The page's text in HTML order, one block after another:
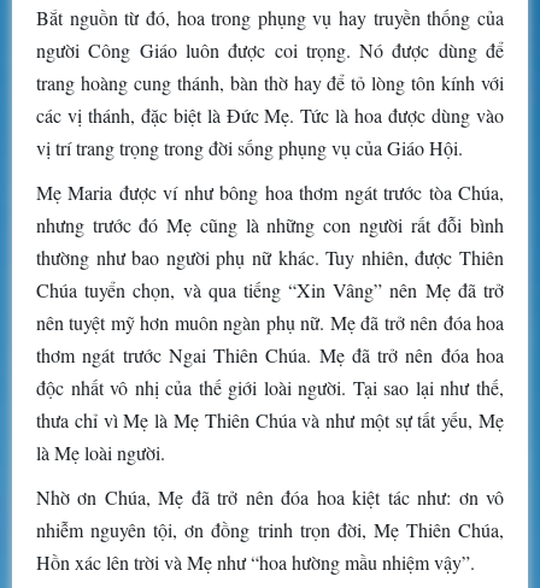
Bắt nguồn từ đó, hoa trong phụng vụ hay truyền thống của
người Công Giáo luôn được coi trọng. Nó được dùng để
trang hoàng cung thánh, bàn thờ hay để tỏ lòng tôn kính với
các vị thánh, đặc biệt là Đức Mẹ. Tức là hoa được dùng vào
vị trí trang trọng trong đời sống phụng vụ của Giáo Hội.
Mẹ Maria được ví như bông hoa thơm ngát trước tòa Chúa,
nhưng trước đó Mẹ cũng là những con người rất đỗi bình
thường như bao người phụ nữ khác. Tuy nhiên, được Thiên
Chúa tuyển chọn, và qua tiếng “Xin Vâng” nên Mẹ đã trở
nên tuyệt mỹ hơn muôn ngàn phụ nữ. Mẹ đã trở nên đóa hoa
thơm ngát trước Ngai Thiên Chúa. Mẹ đã trở nên đóa hoa
độc nhất vô nhị của thế giới loài người. Tại sao lại như thế,
thưa chỉ vì Mẹ là Mẹ Thiên Chúa và như một sự tất yếu, Mẹ
là Mẹ loài người.
Nhờ ơn Chúa, Mẹ đã trở nên đóa hoa kiệt tác như: ơn vô
nhiễm nguyên tội, ơn đồng trinh trọn đời, Mẹ Thiên Chúa,
Hồn xác lên trời và Mẹ như “hoa hường mầu nhiệm vậy”.